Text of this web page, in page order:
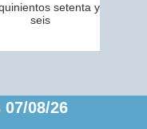
setenta y
seis
08/26